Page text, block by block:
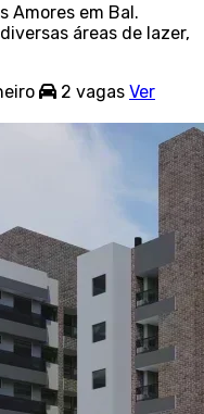
Amores em Bal.
áreas de lazer,
2 vagas Ver